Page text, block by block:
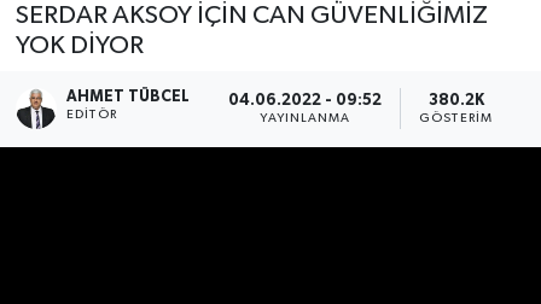
SERDAR AKSOY İÇİN CAN GÜVENLİĞİMİZ
YOK DİYOR
AHMET TÜBCEL
EDITÖR
04.06.2022 - 09:52
YAYINLANMA
380.2K
GÖSTERIM